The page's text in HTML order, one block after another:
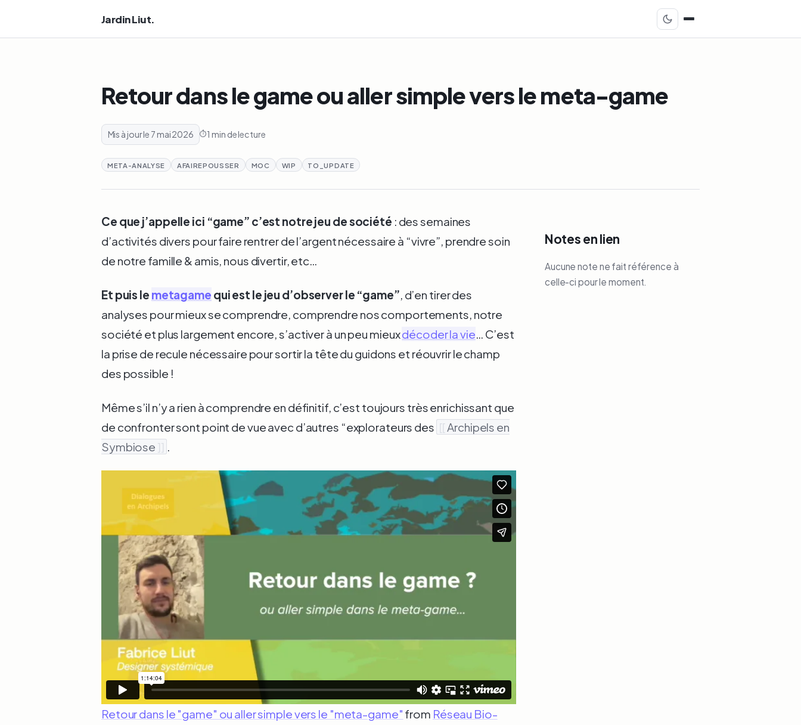
Jardin Liut.
Retour dans le game ou aller simple vers le meta-game
Mis à jour le 7 mai 2026 1 min de lecture
META-ANALYSE AFAIREPOUSSER MOC WIP TO_UPDATE
Ce que j’appelle ici “game” c’est notre jeu de société : des semaines
d’activités divers pour faire rentrer de l’argent nécessaire à “vivre”, prendre soin
de notre famille & amis, nous divertir, etc…
Et puis le metagame qui est le jeu d’observer le “game”, d’en tirer des
analyses pour mieux se comprendre, comprendre nos comportements, notre
société et plus largement encore, s’activer à un peu mieuxdécoder la vie… C’est
la prise de recule nécessaire pour sortir la tête du guidons et réouvrir le champ
des possible !
Même s’il n’y a rien à comprendre en définitif, c’est toujours très enrichissant que
de confronter sont point de vue avec d’autres “explorateurs des [[ Archipels en
Symbiose ]]
Retour dans le "game" ou aller simple vers le "meta-game" from Réseau Bio-
Notes en lien
Aucune note ne fait référence à
celle-ci pour le moment.